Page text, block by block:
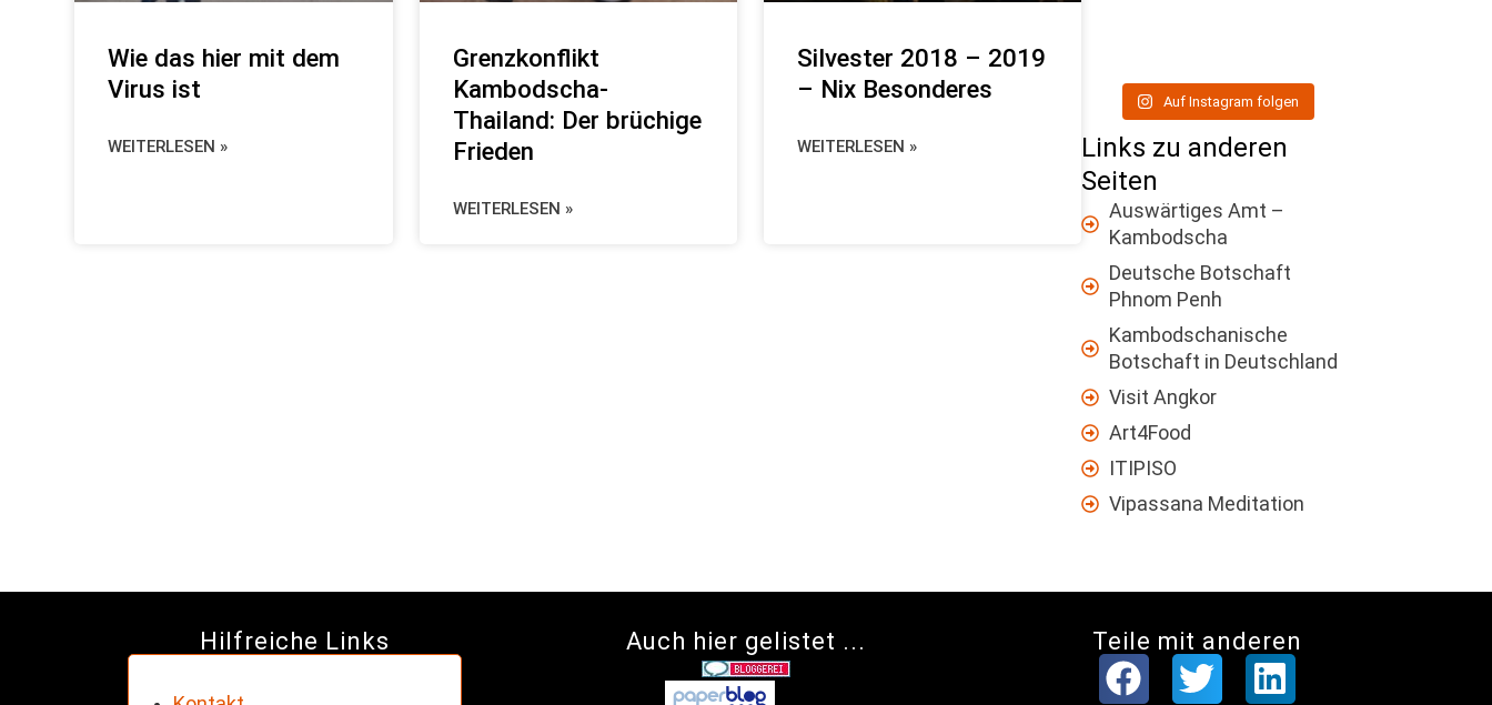
Wie das hier mit dem
Virus ist
WEITERLESEN »
Grenzkonflikt
Kambodscha-
Thailand: Der brüchige
Frieden
WEITERLESEN »
Silvester 2018 – 2019
– Nix Besonderes
WEITERLESEN »
Auf Instagram folgen
Links zu anderen
Seiten
Auswärtiges Amt –
Kambodscha
Deutsche Botschaft
Phnom Penh
Kambodschanische
Botschaft in Deutschland
Visit Angkor
Art4Food
ITIPISO
Vipassana Meditation
Hilfreiche Links Auch hier gelistet ... Teile mit anderen